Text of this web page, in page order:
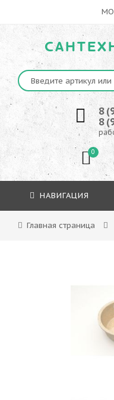
8
8
0
НАВИГАЦИЯ
Главная страница